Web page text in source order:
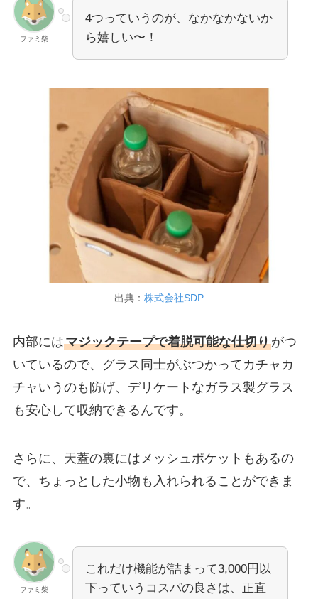
ファミ柴
4つっていうのが、なかなかないか
ら嬉しい〜！
出典： 株式会社SDP
内部にはマジックテープで着脱可能な仕切りがつ
いているので、グラス同士がぶつかってカチャカ
チャいうのも防げ、デリケートなガラス製グラス
も安心して収納できるんです。
さらに、天蓋の裏にはメッシュポケットもあるの
で、ちょっとした小物も入れられることができま
す。
ファミ柴
これだけ機能が詰まって3,000円以
下っていうコスパの良さは、正直